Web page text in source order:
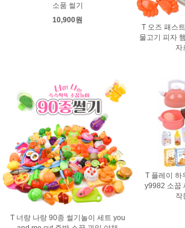
소품 썰기
10,900원
T 오즈 패스
물고기 피자
자
T 너랑 나랑 90종 썰기놀이 세트 you
T 플레이 하
y9982 소꿉
작